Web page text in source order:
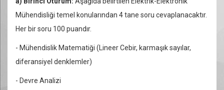
Mühendisliği temel konularından 4 tane soru cevaplanacaktır.
Her bir soru 100 puandır.
- Mühendislik Matematiği (Lineer Cebir, karmaşık sayılar,
diferansiyel denklemler)
- Devre Analizi